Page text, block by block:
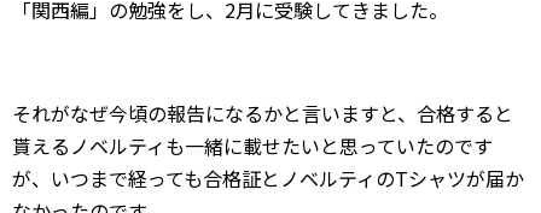
「関西編」の勉強をし、2月に受験してきました。
それがなぜ今頃の報告になるかと言いますと、合格すると
貰えるノベルティも一緒に載せたいと思っていたのです
が、いつまで経っても合格証とノベルティのTシャツが届か